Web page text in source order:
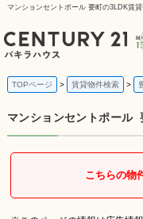
マンションセントポール 要町の3LDK賃
TOPページ 賃貸物件検索
マンションセントポール
こちらの物